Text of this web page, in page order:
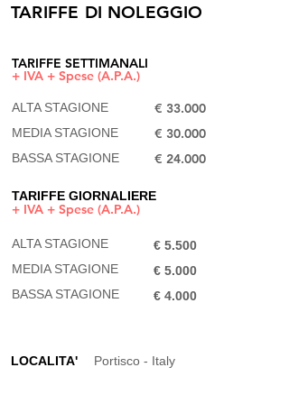
TARIFFE DI NOLEGGIO
TARIFFE SETTIMANALI
+ IVA + Spese (A.P.A.)
ALTA STAGIONE
MEDIA STAGIONE
BASSA STAGIONE​
€ 33.000
€ 30.000​
€ 24.000
TARIFFE GIORNALIERE
+ IVA + Spese (A.P.A.)
ALTA STAGIONE
MEDIA STAGIONE
BASSA STAGIONE​
€ 5.500
€ 5.000​
€ 4.000
LOCALITA' Portisco - Italy